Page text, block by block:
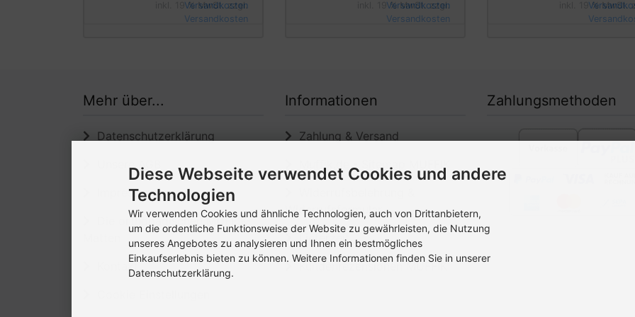
Versandkosten
Versandkosten
Impressum
Die orthopädischen MUFFIK-
Kontakt
Cookie Einstellungen
Widerrufsbelehrung &
Lieferzeit
Kundenrezensionen MUFFIK
Diese Webseite verwendet Cookies und andere
Technologien
Wir verwenden Cookies und ähnliche Technologien, auch von Drittanbietern,
um die ordentliche Funktionsweise der Website zu gewährleisten, die Nutzung
unseres Angebotes zu analysieren und Ihnen ein bestmögliches
Einkaufserlebnis bieten zu können. Weitere Informationen finden Sie in unserer
Datenschutzerklärung.